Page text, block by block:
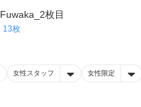
13枚
女性スタッフ 女性限定